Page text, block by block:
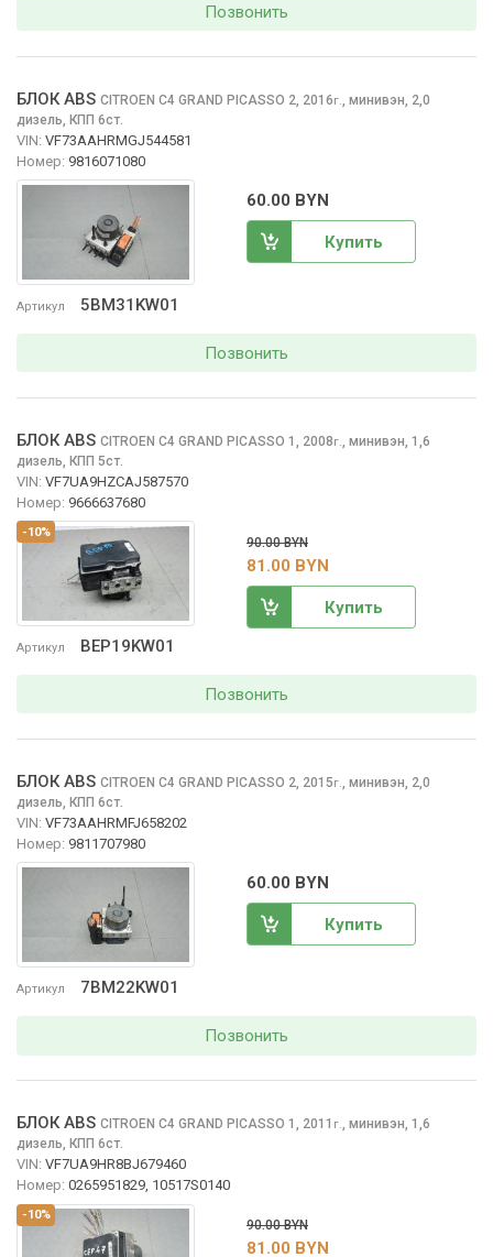
Позвонить
Артикул 5BM31KW01
БЛОК ABS CITROEN C4 GRAND PICASSO 2, 2016г., минивэн, 2,0
дизель, КПП 6ст.
VIN: VF73AAHRMGJ544581
Номер: 9816071080
60.00 BYN
Купить
Позвонить
-10%
Артикул BEP19KW01
БЛОК ABS CITROEN C4 GRAND PICASSO 1, 2008г., минивэн, 1,6
дизель, КПП 5ст.
VIN: VF7UA9HZCAJ587570
Номер: 9666637680
90.00 BYN
81.00 BYN
Купить
Позвонить
Артикул 7BM22KW01
БЛОК ABS CITROEN C4 GRAND PICASSO 2, 2015г., минивэн, 2,0
дизель, КПП 6ст.
VIN: VF73AAHRMFJ658202
Номер: 9811707980
60.00 BYN
Купить
Позвонить
-10%
БЛОК ABS CITROEN C4 GRAND PICASSO 1, 2011 г., минивэн, 1,6
дизель, КПП 6ст.
VIN: VF7UA9HR8BJ679460
Номер: 0265951829, 10517S0140
90.00 BYN
81.00 BYN